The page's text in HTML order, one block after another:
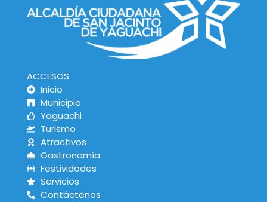
ACCESOS
Inicio
Municipio
Yaguachi
Turismo
Atractivos
Gastronomía
Festividades
Servicios
Contáctenos